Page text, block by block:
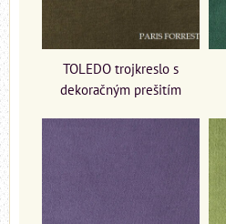
TOLEDO trojkreslo s
dekoračným prešitím